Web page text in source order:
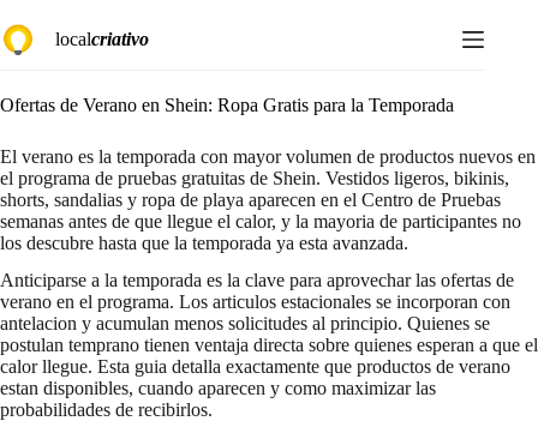
al
contenido
localcriativo
Ofertas de Verano en Shein: Ropa Gratis para la Temporada
El verano es la temporada con mayor volumen de productos nuevos en
el programa de pruebas gratuitas de Shein. Vestidos ligeros, bikinis,
shorts, sandalias y ropa de playa aparecen en el Centro de Pruebas
semanas antes de que llegue el calor, y la mayoria de participantes no
los descubre hasta que la temporada ya esta avanzada.
Anticiparse a la temporada es la clave para aprovechar las ofertas de
verano en el programa. Los articulos estacionales se incorporan con
antelacion y acumulan menos solicitudes al principio. Quienes se
postulan temprano tienen ventaja directa sobre quienes esperan a que el
calor llegue. Esta guia detalla exactamente que productos de verano
estan disponibles, cuando aparecen y como maximizar las
probabilidades de recibirlos.